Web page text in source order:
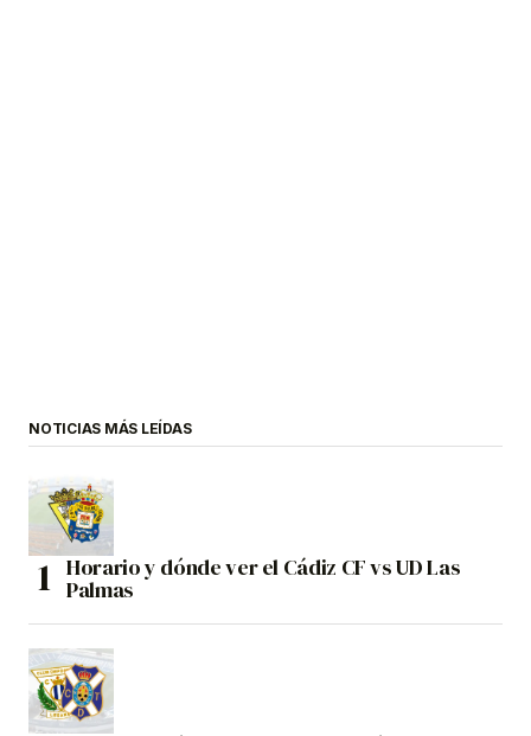
NOTICIAS MÁS LEÍDAS
Horario y dónde ver el Cádiz CF vs UD Las
Palmas